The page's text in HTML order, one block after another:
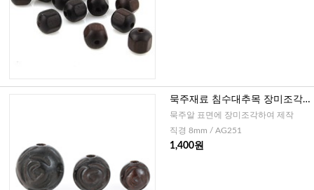
묵주재료 침수대추목 장미조각
묵주알 8mm - 5개
묵주알 표면에 장미조각하여 제작
직경 8mm / AG251
1,400원